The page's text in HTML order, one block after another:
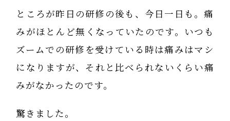
ところが昨日の研修の後も、今日一日も。痛
みがほとんど無くなっていたのです。いつも
ズームでの研修を受けている時は痛みはマシ
になりますが、それと比べられないくらい痛
みがなかったのです。
驚きました。